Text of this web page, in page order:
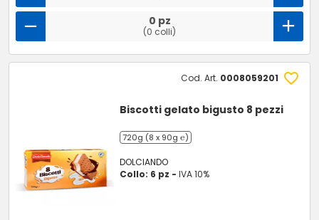
0 pz
(0 colli)
Cod. Art. 0008059201
Biscotti gelato bigusto 8 pezzi
720g (8 x 90g ℮)
DOLCIANDO
Collo: 6 pz -IVA 10%